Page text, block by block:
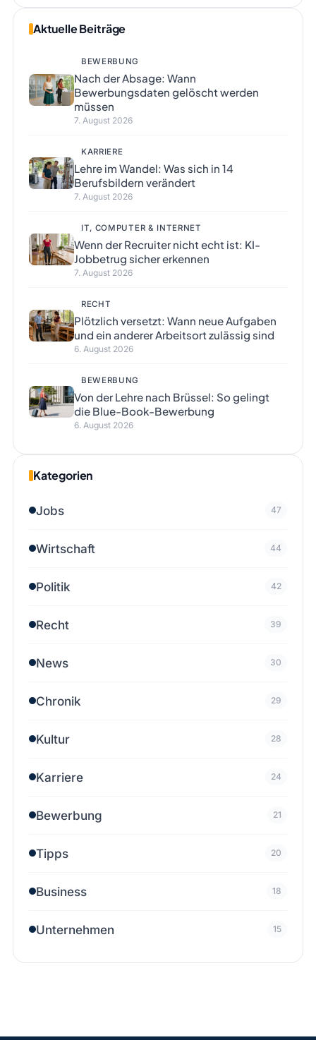
Aktuelle Beiträge
BEWERBUNG
Nach der Absage: Wann
Bewerbungsdaten gelöscht werden
müssen
7. August 2026
KARRIERE
Lehre im Wandel: Was sich in 14
Berufsbildern verändert
7. August 2026
IT, COMPUTER & INTERNET
Wenn der Recruiter nicht echt ist: KI-
Jobbetrug sicher erkennen
7. August 2026
RECHT
Plötzlich versetzt: Wann neue Aufgaben
und ein anderer Arbeitsort zulässig sind
6. August 2026
BEWERBUNG
Von der Lehre nach Brüssel: So gelingt
die Blue-Book-Bewerbung
6. August 2026
Kategorien
Jobs 47
Wirtschaft 44
Politik 42
Recht 39
News 30
Chronik 29
Kultur 28
Karriere 24
Bewerbung 21
Tipps 20
Business 18
Unternehmen 15